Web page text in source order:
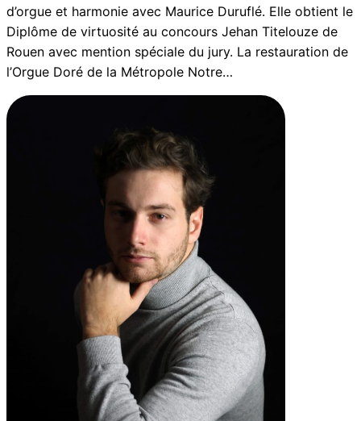
d’orgue et harmonie avec Maurice Duruflé. Elle obtient le
Diplôme de virtuosité au concours Jehan Titelouze de
Rouen avec mention spéciale du jury. La restauration de
l’Orgue Doré de la Métropole Notre…